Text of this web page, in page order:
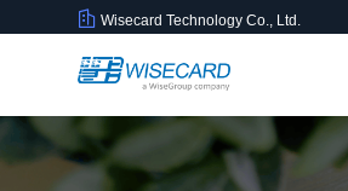
Wisecard Technology Co., Ltd.